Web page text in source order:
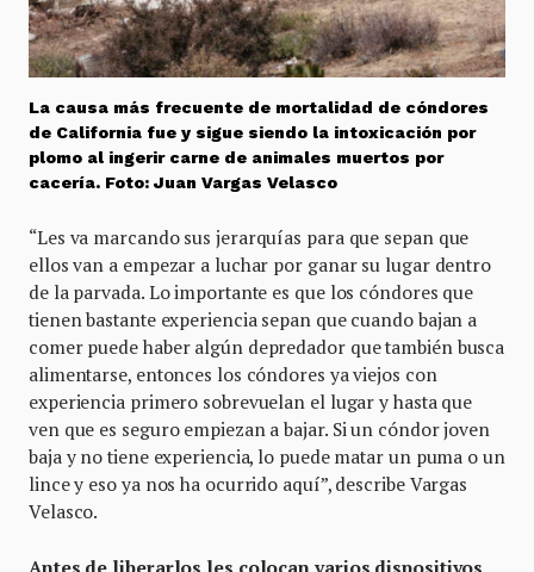
La causa más frecuente de mortalidad de cóndores
de California fue y sigue siendo la intoxicación por
plomo al ingerir carne de animales muertos por
cacería. Foto: Juan Vargas Velasco
“Les va marcando sus jerarquías para que sepan que
ellos van a empezar a luchar por ganar su lugar dentro
de la parvada. Lo importante es que los cóndores que
tienen bastante experiencia sepan que cuando bajan a
comer puede haber algún depredador que también busca
alimentarse, entonces los cóndores ya viejos con
experiencia primero sobrevuelan el lugar y hasta que
ven que es seguro empiezan a bajar. Si un cóndor joven
baja y no tiene experiencia, lo puede matar un puma o un
lince y eso ya nos ha ocurrido aquí”, describe Vargas
Velasco.
Antes de liberarlos les colocan varios dispositivos